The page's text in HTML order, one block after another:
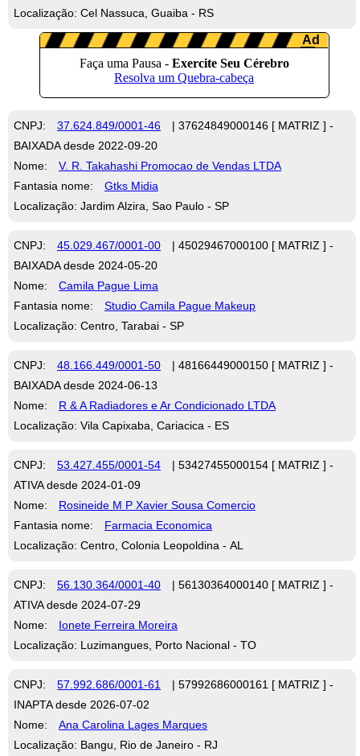
Localização: Cel Nassuca, Guaiba - RS
CNPJ: 37.624.849/0001-46
| 37624849000146 [ MATRIZ ] -
BAIXADA desde 2022-09-20
Nome:
V. R. Takahashi Promocao de Vendas LTDA
Fantasia nome:
Gtks Midia
Localização: Jardim Alzira, Sao Paulo - SP
CNPJ: 45.029.467/0001-00
| 45029467000100 [ MATRIZ ] -
BAIXADA desde 2024-05-20
Nome:
Camila Pague Lima
Fantasia nome:
Studio Camila Pague Makeup
Localização: Centro, Tarabai - SP
CNPJ: 48.166.449/0001-50
| 48166449000150 [ MATRIZ ] -
BAIXADA desde 2024-06-13
Nome:
R & A Radiadores e Ar Condicionado LTDA
Localização: Vila Capixaba, Cariacica - ES
CNPJ: 53.427.455/0001-54
| 53427455000154 [ MATRIZ ] -
ATIVA desde 2024-01-09
Nome:
Rosineide M P Xavier Sousa Comercio
Fantasia nome:
Farmacia Economica
Localização: Centro, Colonia Leopoldina - AL
CNPJ: 56.130.364/0001-40
| 56130364000140 [ MATRIZ ] -
ATIVA desde 2024-07-29
Nome:
Ionete Ferreira Moreira
Localização: Luzimangues, Porto Nacional - TO
CNPJ: 57.992.686/0001-61
| 57992686000161 [ MATRIZ ] -
INAPTA desde 2026-07-02
Nome:
Ana Carolina Lages Marques
Localização: Bangu, Rio de Janeiro - RJ